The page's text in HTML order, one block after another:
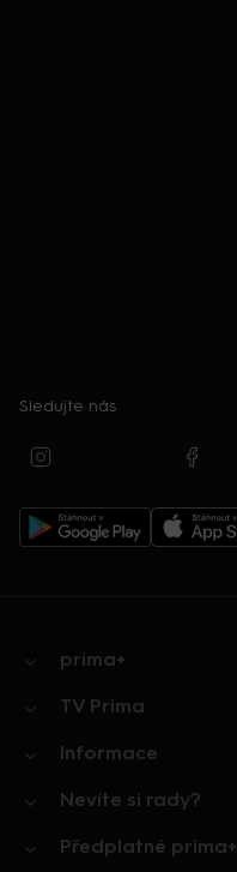
Sledujte nás
prima+
TV Prima
Informace
Nevíte si rady?
Předplatné prima+